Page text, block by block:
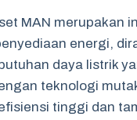
MAN merupakan
energi,
daya listrik
teknologi
tinggi dan